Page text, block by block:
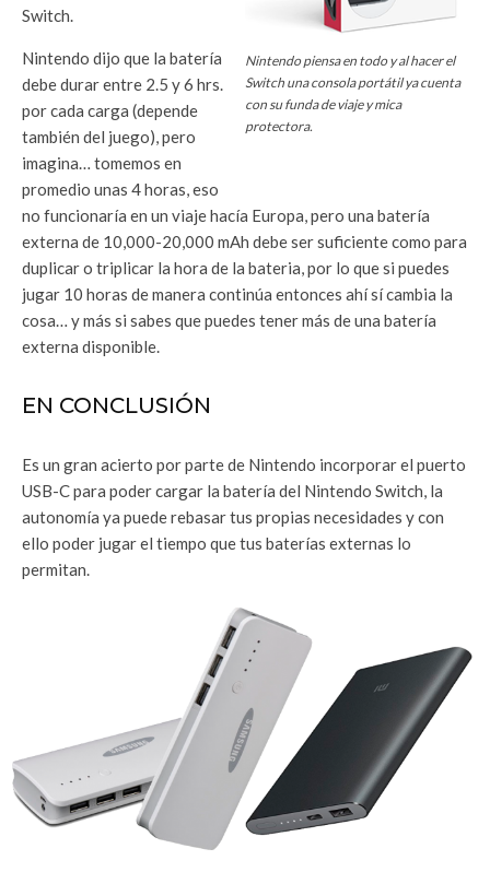
Nintendo piensa en todo y al hacer el
Switch una consola portátil ya cuenta
con su funda de viaje y mica
protectora.
Switch.
Nintendo dijo que la batería
debe durar entre 2.5 y 6 hrs.
por cada carga (depende
también del juego), pero
imagina… tomemos en
promedio unas 4 horas, eso
no funcionaría en un viaje hacía Europa, pero una batería
externa de 10,000-20,000 mAh debe ser suficiente como para
duplicar o triplicar la hora de la bateria, por lo que si puedes
jugar 10 horas de manera continúa entonces ahí sí cambia la
cosa… y más si sabes que puedes tener más de una batería
externa disponible.
EN CONCLUSIÓN
Es un gran acierto por parte de Nintendo incorporar el puerto
USB-C para poder cargar la batería del Nintendo Switch, la
autonomía ya puede rebasar tus propias necesidades y con
ello poder jugar el tiempo que tus baterías externas lo
permitan.